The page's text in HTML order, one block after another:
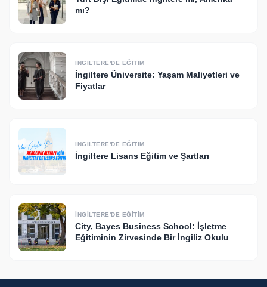
mı?
İNGILTERE'DE EĞITIM
İngiltere Üniversite: Yaşam Maliyetleri ve
Fiyatlar
İNGILTERE'DE EĞITIM
İngiltere Lisans Eğitim ve Şartları
İNGILTERE'DE EĞITIM
City, Bayes Business School: İşletme
Eğitiminin Zirvesinde Bir İngiliz Okulu